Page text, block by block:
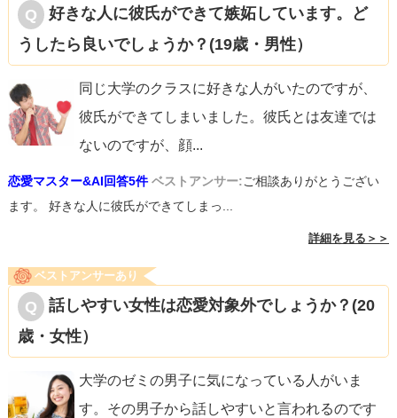
好きな人に彼氏ができて嫉妬しています。ど
うしたら良いでしょうか？(19歳・男性）
同じ大学のクラスに好きな人がいたのですが、
彼氏ができてしまいました。彼氏とは友達では
ないのですが、顔...
恋愛マスター&AI回答5件 ベストアンサー:ご相談ありがとうござい
ます。 好きな人に彼氏ができてしまっ...
詳細を見る＞＞
ベストアンサーあり
話しやすい女性は恋愛対象外でしょうか？(20
歳・女性）
大学のゼミの男子に気になっている人がいま
す。その男子から話しやすいと言われるのです